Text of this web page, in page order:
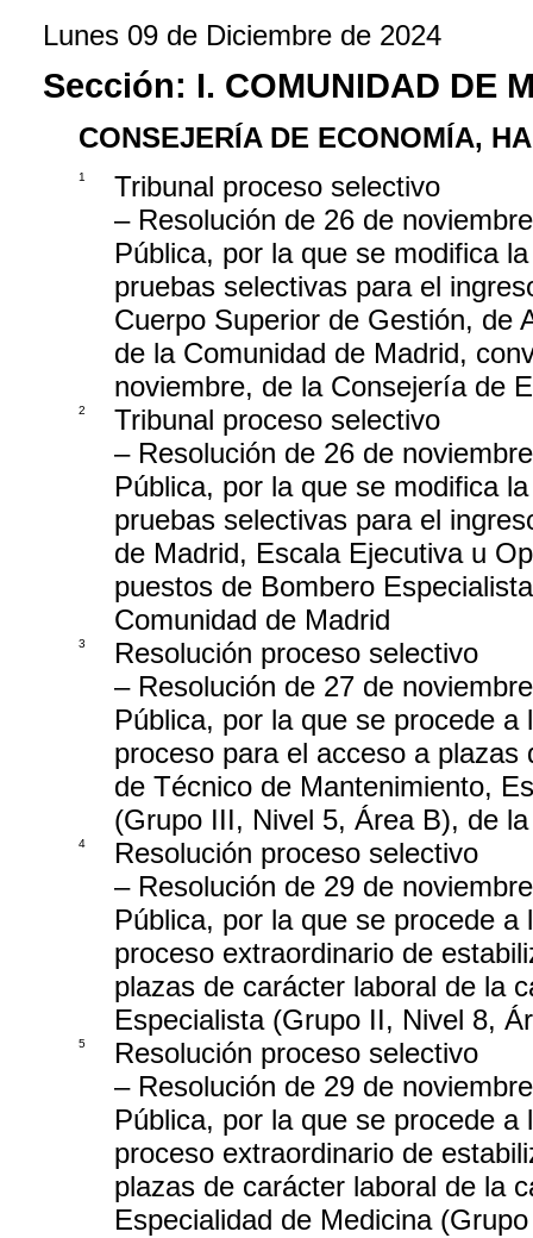
Lunes 09 de Diciembre de 2024
Sección: I. COMUNIDAD DE
CONSEJERÍA DE ECONOMÍA,
1
Tribunal proceso selectivo
– Resolución de 26 de
Pública, por la que se modifica
pruebas selectivas para el
Cuerpo Superior de Gestión, de
de la Comunidad de Madrid,
noviembre, de la Consejería de
2
Tribunal proceso selectivo
– Resolución de 26 de
Pública, por la que se modifica
pruebas selectivas para el
de Madrid, Escala Ejecutiva u
puestos de Bombero
Comunidad de Madrid
3
Resolución proceso selectivo
– Resolución de 27 de
Pública, por la que se procede
proceso para el acceso a
de Técnico de Mantenimiento,
(Grupo III, Nivel 5, Área B), de
4
Resolución proceso selectivo
– Resolución de 29 de
Pública, por la que se procede
proceso extraordinario de
plazas de carácter laboral de la
Especialista (Grupo II, Nivel 8,
5
Resolución proceso selectivo
– Resolución de 29 de
Pública, por la que se procede
proceso extraordinario de
plazas de carácter laboral de la
Especialidad de Medicina